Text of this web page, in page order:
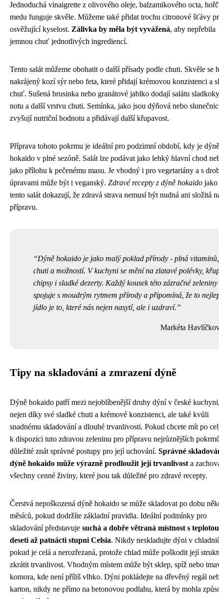
Jednoduchá vinaigrette z olivového oleje, balzamikového octa,
medu funguje skvěle. Můžeme také přidat trochu citronové šťávy
osvěžující kyselost. Zálivka by měla být vyvážená, aby nepřebila
jemnou chuť jednotlivých ingrediencí.
Tento salát můžeme obohatit o další přísady podle chuti. Skvěle se
nakrájený kozí sýr nebo feta, které přidají krémovou konzistenci a
chuť. Sušená brusinka nebo granátové jablko dodají salátu
notu a další vrstvu chuti. Semínka, jako jsou dýňová nebo
zvyšují nutriční hodnotu a přidávají další křupavost.
Příprava tohoto pokrmu je ideální pro podzimní období, kdy je dýně
hokaido v plné sezóně. Salát lze podávat jako lehký hlavní chod
jako přílohu k pečenému masu. Je vhodný i pro vegetariány a s
úpravami může být i veganský. Zdravé recepty z dýně hokaido jako
tento salát dokazují, že zdravá strava nemusí být nudná ani složitá
přípravu.
Dýně hokaido je jako malý poklad přírody - plná vitaminů,
chuti a možností. V kuchyni se mění na zlatavé polévky,
chipsy i sladké dezerty. Každý kousek této zázračné zeleniny
spojuje s moudrým rytmem přírody a připomíná, že to
jídlo je to, které nás nejen nasytí, ale i uzdraví.
Markéta
Tipy na skladování a zmrazení dýně
Dýně hokaido patří mezi nejoblíbenější druhy dýní v české
nejen díky své sladké chuti a krémové konzistenci, ale také kvůli
snadnému skladování a dlouhé trvanlivosti. Pokud chcete mít po
k dispozici tuto zdravou zeleninu pro přípravu nejrůznějších
důležité znát správné postupy pro její uchování. Správné
dýně hokaido může výrazně prodloužit její trvanlivost a
všechny cenné živiny, které jsou tak důležité pro zdravé recepty.
Čerstvá nepoškozená dýně hokaido se může skladovat po dobu
měsíců, pokud dodržíte základní pravidla. Ideální podmínky pro
skladování představuje suchá a dobře větraná místnost s
deseti až patnácti stupni Celsia. Nikdy neskladujte dýni v
pokud je celá a nerozřezaná, protože chlad může poškodit její
zkrátit trvanlivost. Vhodným místem může být sklep, spíž nebo
komora, kde není příliš vlhko. Dýni pokládejte na dřevěný regál
karton, nikdy ne přímo na betonovou podlahu, která by mohla